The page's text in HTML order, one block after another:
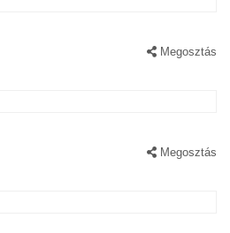
Megosztás
Megosztás